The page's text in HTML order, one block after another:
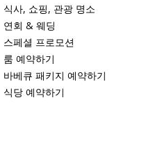
식사, 쇼핑, 관광 명소
연회 & 웨딩
스페셜 프로모션
룸 예약하기
바베큐 패키지 예약하기
식당 예약하기